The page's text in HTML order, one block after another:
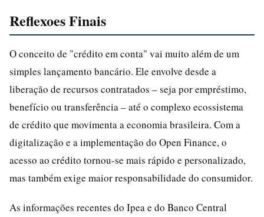
Reflexoes Finais
O conceito de "crédito em conta" vai muito além de um
simples lançamento bancário. Ele envolve desde a
liberação de recursos contratados – seja por empréstimo,
benefício ou transferência – até o complexo ecossistema
de crédito que movimenta a economia brasileira. Com a
digitalização e a implementação do Open Finance, o
acesso ao crédito tornou-se mais rápido e personalizado,
mas também exige maior responsabilidade do consumidor.
As informações recentes do Ipea e do Banco Central